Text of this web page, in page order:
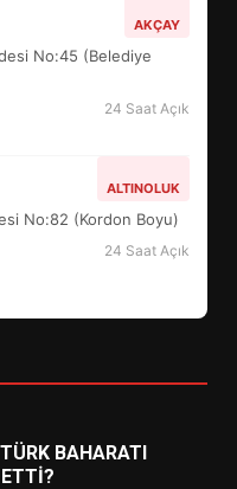
AKÇAY
No:45 (Belediye
24 Saat Açık
ALTINOLUK
No:82 (Kordon Boyu)
24 Saat Açık
NEYİ
NASIL
GÖZLER
BAHARATI